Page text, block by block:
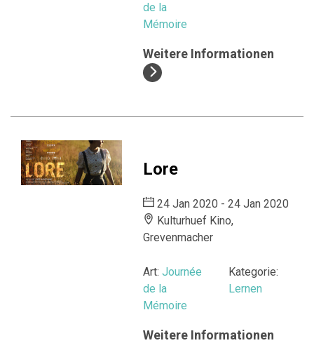
de la
Mémoire
Weitere Informationen
Lore
24 Jan 2020 - 24 Jan 2020
Kulturhuef Kino,
Grevenmacher
Art:Journée
de la
Mémoire
Kategorie:
Lernen
Weitere Informationen